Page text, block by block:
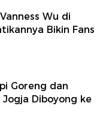
Wu di
Bikin Fans
Goreng dan
Diboyong ke